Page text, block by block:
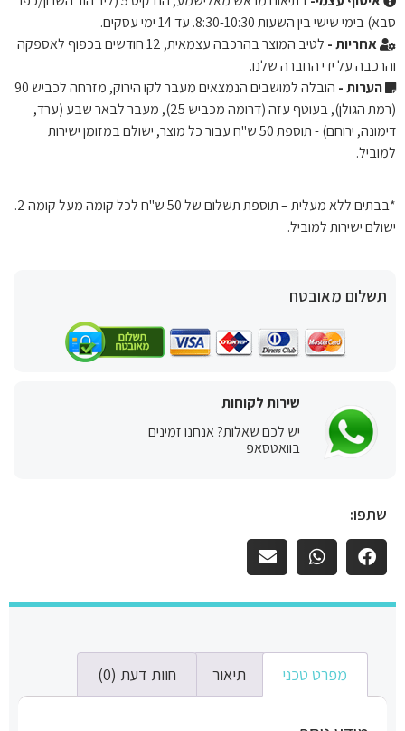
סבא) בימי שישי בין השעות 8:30-10:30. עד 14 ימי עסקים.
אחריות -
לטיב המוצר בהרכבה עצמאית, 12 חודשים בכפוף לאספקה ​​
והרכבה על ידי החברה שלנו.
הערות -
הובלה למושבים הנמצאים מעבר לקו הירוק, מזרחה לכביש 90
(רמת הגולן), בעוטף עזה (דרומה מכביש 25), מעבר לבאר שבע (ערד,
דימונה, ירוחם) - תוספת 50 ש"ח עבור כל מוצר, ישולם במזומן ישירות
למוביל.
*בבתים ללא מעלית – תוספת תשלום של 50 ש"ח לכל קומה מעל קומה 2.
ישולם ישירות למוביל.
תשלום מאובטח
שירות לקוחות
יש לכם שאלות? אנחנו זמינים
בוואטסאפ
שתפו:
מפרט טכני תיאור חוות דעת (0)